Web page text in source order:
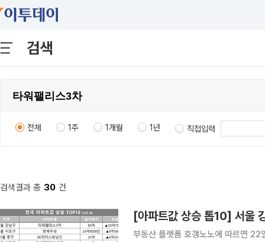
검색
전체 1주 1개월 1년 직접입력
검색결과 총 30 건
[아파트값 상승 톱10] 서울
부동산 플랫폼 호갱노노에 따르면 22